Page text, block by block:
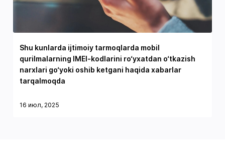
Shu kunlarda ijtimoiy tarmoqlarda mobil
qurilmalarning IMEI-kodlarini ro‘yxatdan o‘tkazish
narxlari go‘yoki oshib ketgani haqida xabarlar
tarqalmoqda
16 июл, 2025